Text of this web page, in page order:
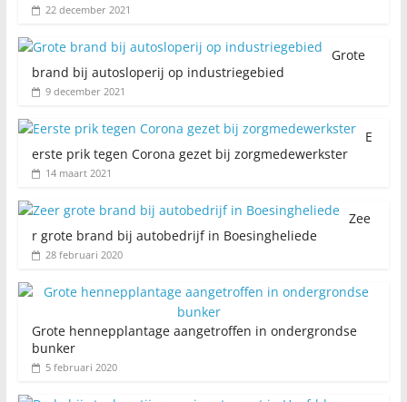
22 december 2021
Grote
brand bij autosloperij op industriegebied
9 december 2021
E
erste prik tegen Corona gezet bij zorgmedewerkster
14 maart 2021
Zee
r grote brand bij autobedrijf in Boesingheliede
28 februari 2020
Grote hennepplantage aangetroffen in ondergrondse
bunker
5 februari 2020